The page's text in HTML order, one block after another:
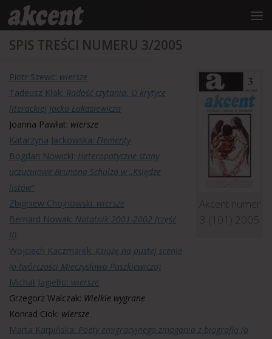
treści
Przejdź do treści
SPIS TREŚCI NUMERU 3/2005
Akcent numer
3 (101) 2005
Piotr Szewc: wiersze
Tadeusz Kłak: Radość czytania. O krytyce
literackiej Jacka Łukasiewicza
Joanna Pawłat: wiersze
Katarzyna Jackowska: Elementy
Bogdan Nowicki: Heteropatyczne stany
uczucuiowe Brunona Schulza w „Księdze
listów”
Zbigniew Chojnowski: wiersze
Bernard Nowak: Notatnik 2001-2002 (część
II)
Wojciech Kaczmarek: Książę na pustej scenie
(o twórczości Mieczysława Paszkiewicza)
Michał Jagiełło: wiersze
Grzegorz Walczak: Wielkie wygrane
Konrad Ciok: wiersze
Marta Karpińska: Poety emigracyjnego zmagania z biografią (o